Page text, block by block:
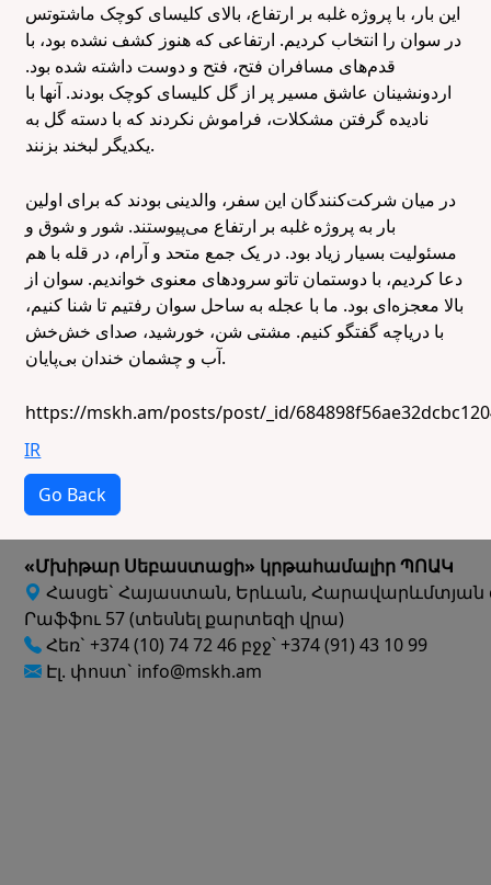
این بار، با پروژه غلبه بر ارتفاع، بالای کلیسای کوچک ماشتوتس
در سوان را انتخاب کردیم. ارتفاعی که هنوز کشف نشده بود، با
قدم‌های مسافران فتح، فتح و دوست داشته شده بود.
اردونشینان عاشق مسیر پر از گل کلیسای کوچک بودند. آنها با
نادیده گرفتن مشکلات، فراموش نکردند که با دسته گل به
یکدیگر لبخند بزنند.
در میان شرکت‌کنندگان این سفر، والدینی بودند که برای اولین
بار به پروژه غلبه بر ارتفاع می‌پیوستند. شور و شوق و
مسئولیت بسیار زیاد بود. در یک جمع متحد و آرام، در قله با هم
دعا کردیم، با دوستمان تاتو سرودهای معنوی خواندیم. سوان از
بالا معجزه‌ای بود. ما با عجله به ساحل سوان رفتیم تا شنا کنیم،
با دریاچه گفتگو کنیم. مشتی شن، خورشید، صدای خش‌خش
آب و چشمان خندان بی‌پایان.
https://mskh.am/posts/post/_id/
IR
Go Back
«Մխիթար Սեբաստացի» կրթահամալիր ՊՈԱԿ
Հասցե` Հայաստան, Երևան, Հարավարևմտյան
Րաֆֆու 57 (տեսնել քարտեզի վրա)
Հեռ` +374 (10) 74 72 46 բջջ՝ +374 (91) 43 10 99
Էլ. փոստ` info@mskh.am